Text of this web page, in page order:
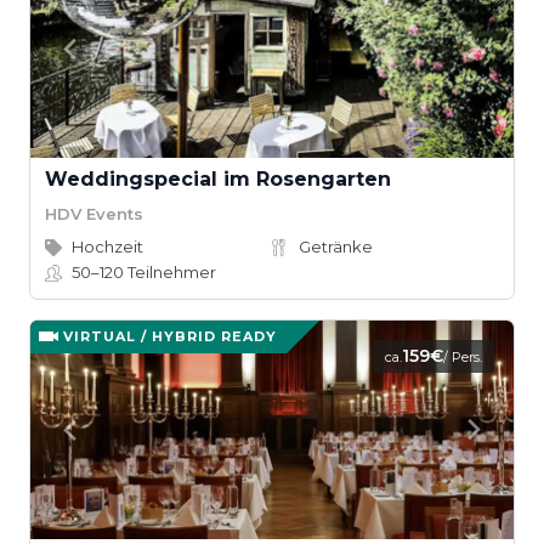
Weddingspecial im Rosengarten
HDV Events
Hochzeit
Getränke
50–120Teilnehmer
VIRTUAL / HYBRID READY
ca.159€/ Pers.